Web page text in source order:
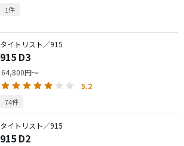
1件
タイトリスト／915
915 D3
64,800円～
5.2
74件
タイトリスト／915
915 D2